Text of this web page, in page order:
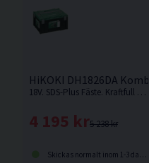
HiKOKI DH1826DA
18V. SDS-Plus Fäste. Kraftfull & kolborstfri kombihammare med hög effekt och borr-/mejslingshastighet. Levereras utan batteri och laddare.
5 238 kr
4 195 kr
Skickas normalt inom 1-3 dagar